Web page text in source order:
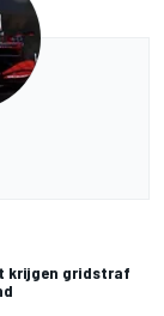
krijgen gridstraf